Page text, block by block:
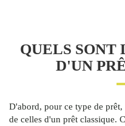
QUELS SONT
D'UN
D'abord, pour ce type de prêt,
de celles d'un prêt classique.